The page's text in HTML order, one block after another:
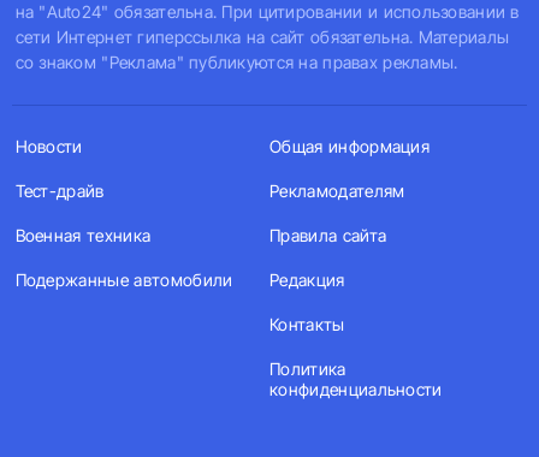
на "Auto24" обязательна. При цитировании и использовании в
сети Интернет гиперссылка на сайт обязательна. Материалы
со знаком "Реклама" публикуются на правах рекламы.
Новости
Тест-драйв
Военная техника
Подержанные автомобили
Общая информация
Рекламодателям
Правила сайта
Редакция
Контакты
Политика
конфиденциальности